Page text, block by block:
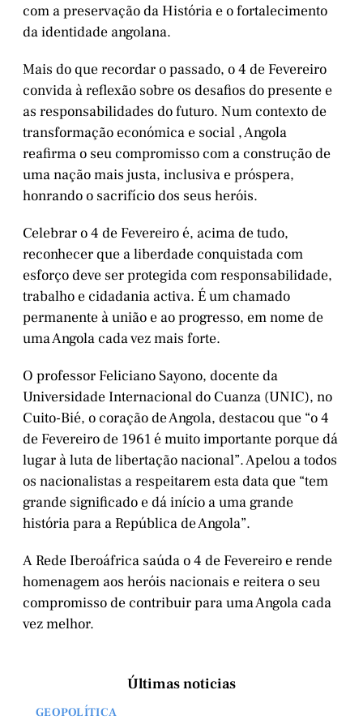
com a preservação da História e o fortalecimento
da identidade angolana.
Mais do que recordar o passado, o 4 de Fevereiro
convida à reflexão sobre os desafios do presente e
as responsabilidades do futuro. Num contexto de
transformação económica e social , Angola
reafirma o seu compromisso com a construção de
uma nação mais justa, inclusiva e próspera,
honrando o sacrifício dos seus heróis.
Celebrar o 4 de Fevereiro é, acima de tudo,
reconhecer que a liberdade conquistada com
esforço deve ser protegida com responsabilidade,
trabalho e cidadania activa. É um chamado
permanente à união e ao progresso, em nome de
uma Angola cada vez mais forte.
O professor Feliciano Sayono, docente da
Universidade Internacional do Cuanza (UNIC), no
Cuito-Bié, o coração de Angola, destacou que “o 4
de Fevereiro de 1961 é muito importante porque dá
lugar à luta de libertação nacional”. Apelou a todos
os nacionalistas a respeitarem esta data que “tem
grande significado e dá início a uma grande
história para a República de Angola”.
A Rede Iberoáfrica saúda o 4 de Fevereiro e rende
homenagem aos heróis nacionais e reitera o seu
compromisso de contribuir para uma Angola cada
vez melhor.
Últimas noticias
GEOPOLÍTICA